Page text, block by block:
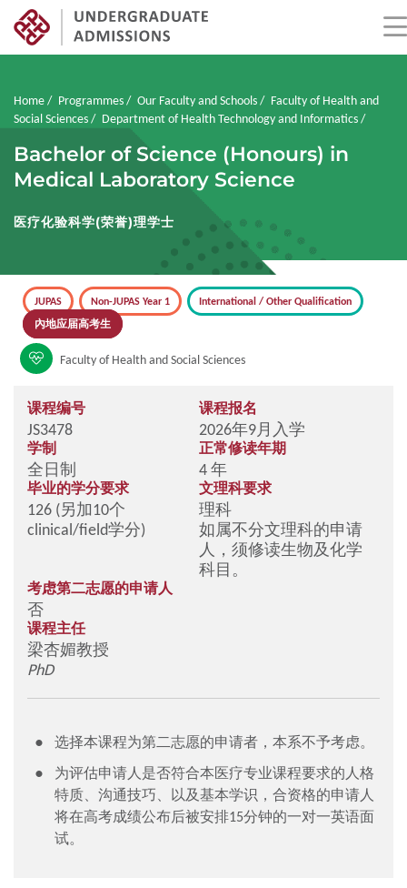
main
content
Breadcrumb
Home Programmes Our Faculty and Schools
Faculty of Health and
Social Sciences
Department of Health Technology and Informatics
Bachelor of Science (Honours) in
Medical Laboratory Science
医疗化验科学(荣誉)理学士
JUPAS Non-JUPAS Year 1
International / Other Qualification
內地应届高考生
Faculty of Health and Social Sciences
课程编号
JS3478
课程报名
2026年9月入学
学制
全日制
正常修读年期
4 年
毕业的学分要求
126 (另加10个
clinical/field学分)
文理科要求
理科
如属不分文理科的申请
人，须修读生物及化学
科目。
考虑第二志愿的申请人
否
课程主任
梁杏媚教授
PhD
选择本课程为第二志愿的申请者，本系不予考虑。
为评估申请人是否符合本医疗专业课程要求的人格
特质、沟通技巧、以及基本学识，合资格的申请人
将在高考成绩公布后被安排15分钟的一对一英语面
试。